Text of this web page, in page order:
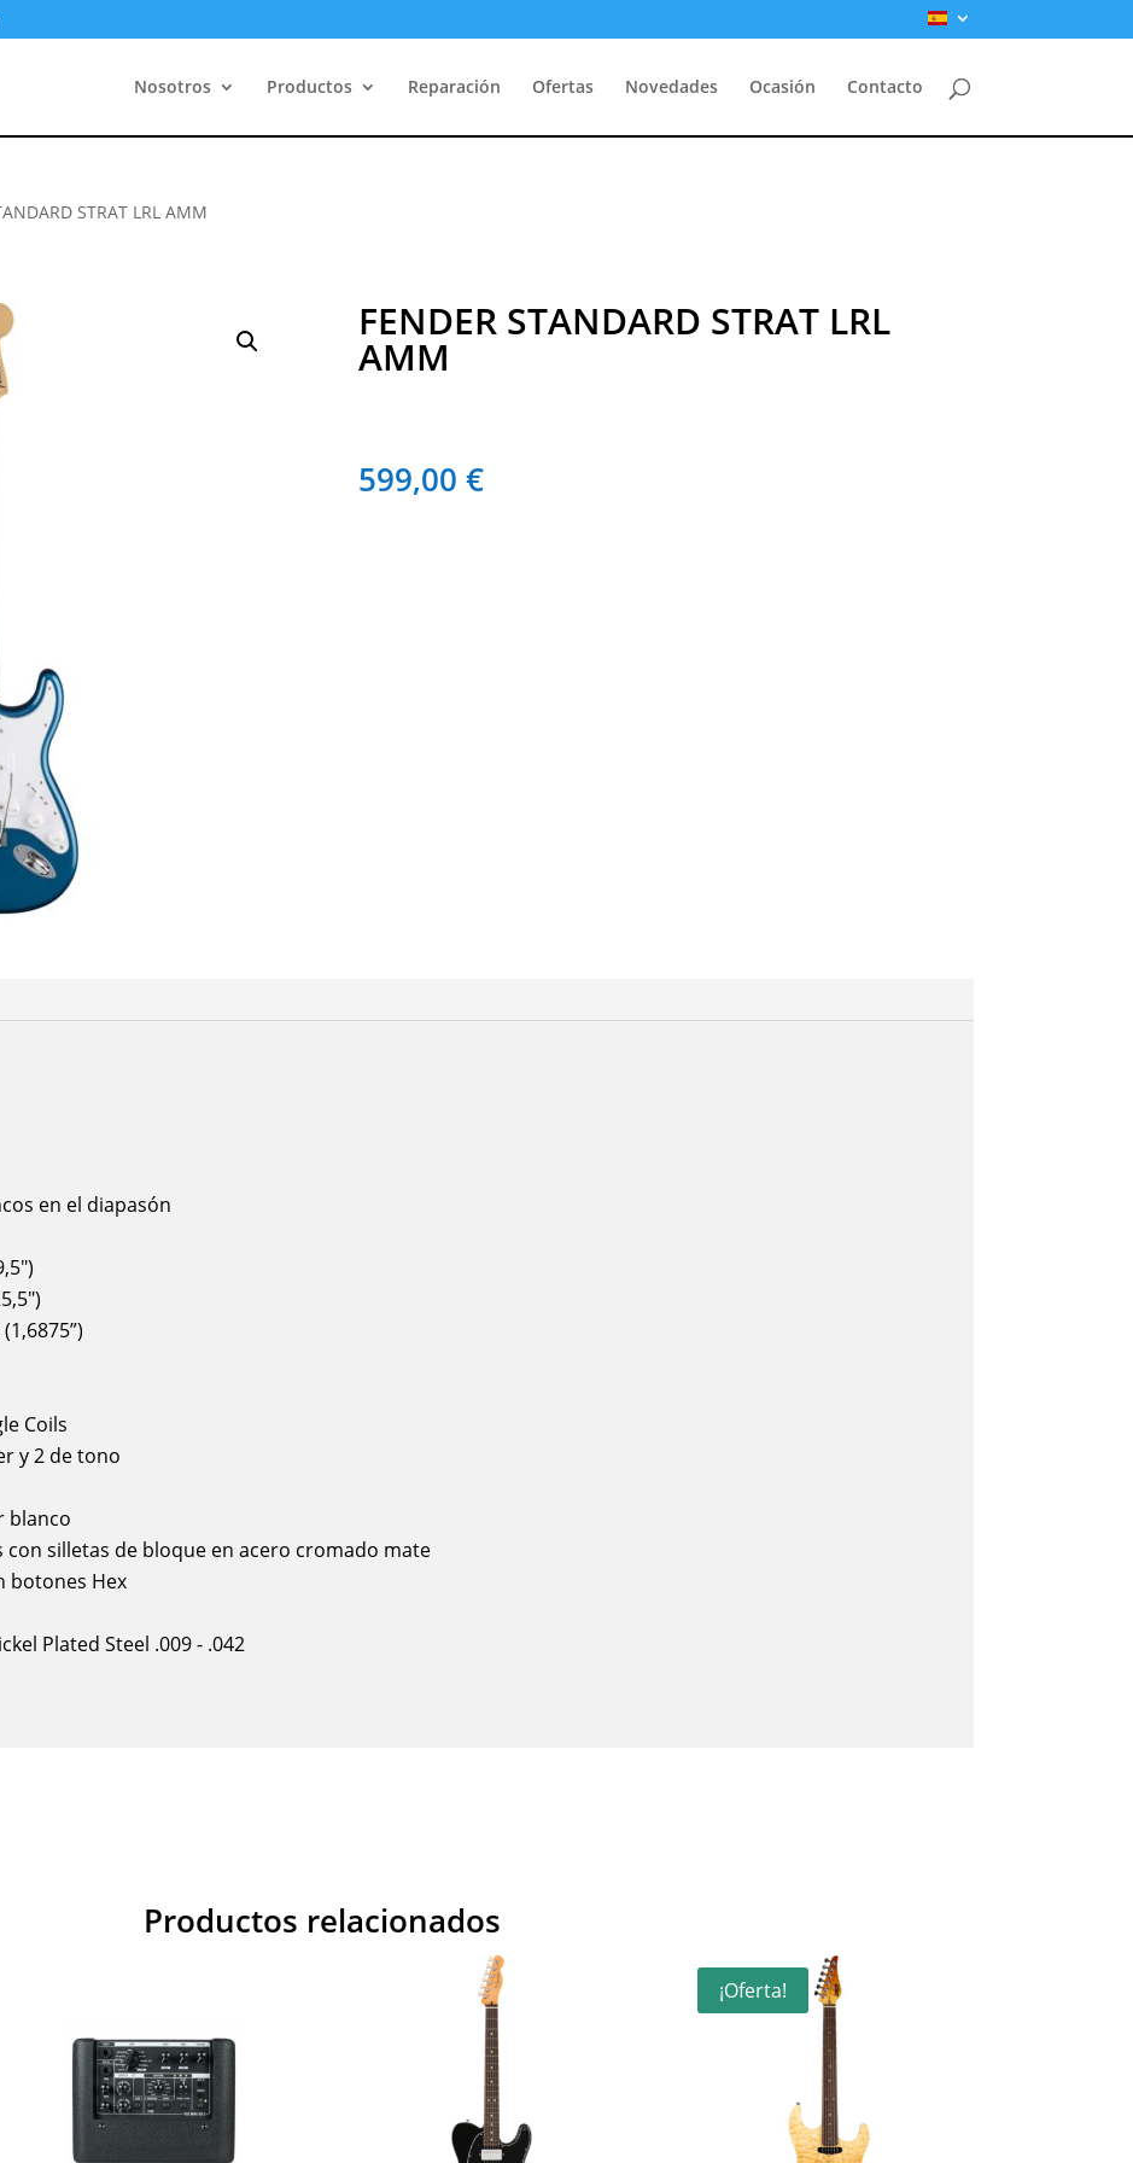
Nosotros Productos Reparación Ofertas Novedades Ocasión Contacto
STRAT LRL AMM
FENDER STANDARD STRAT LRL
AMM
599,00 €
en el diapasón
Coils
y 2 de tono
blanco
silletas de bloque en acero cromado mate
botones Hex
Plated Steel .009 - .042
Productos relacionados
¡Oferta!